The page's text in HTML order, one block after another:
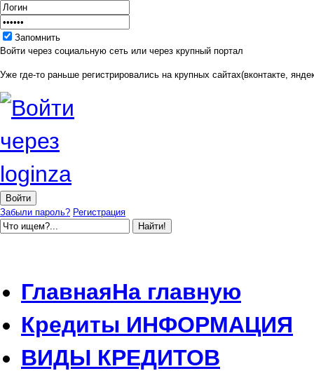
Запомнить
Войти через социальную сеть или через крупный портал
Уже где-то раньше регистрировались на крупных сайтах(вконтакте,
Забыли пароль? Регистрация
ГлавнаяНа главную
Кредиты ИНФОРМАЦИЯ
ВИДЫ КРЕДИТОВ